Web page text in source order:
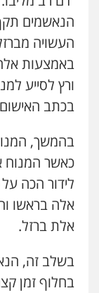
הנאשמים
העשויה
באמצעות
ורץ לסייע
בכתב
בהמשך,
כאשר המנוח
לידור הכה
אלה בראשו
אלת ברזל.
בשלב זה,
בחלוף זמן